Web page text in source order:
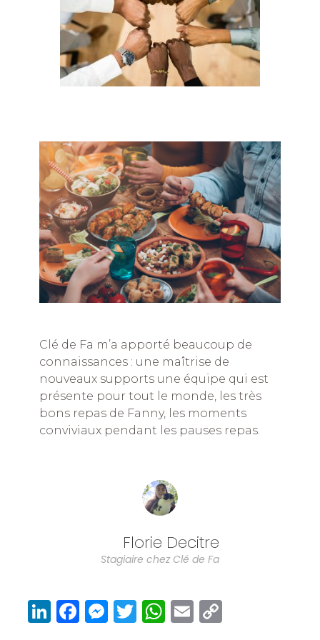
Clé de Fa m’a apporté beaucoup de
connaissances : une maîtrise de
nouveaux supports une équipe qui est
présente pour tout le monde, les très
bons repas de Fanny, les moments
conviviaux pendant les pauses repas.
Florie Decitre
Stagiaire chez Clé de Fa
Li F
M T
W E